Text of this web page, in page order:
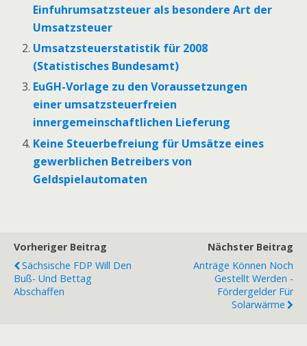
Einfuhrumsatzsteuer als besondere Art der
Umsatzsteuer
Umsatzsteuerstatistik für 2008
(Statistisches Bundesamt)
EuGH-Vorlage zu den Voraussetzungen
einer umsatzsteuerfreien
innergemeinschaftlichen Lieferung
Keine Steuerbefreiung für Umsätze eines
gewerblichen Betreibers von
Geldspielautomaten
Vorheriger Beitrag
Sächsische FDP Will Den
Buß- Und Bettag
Abschaffen
Nächster Beitrag
Anträge Können Noch
Gestellt Werden -
Fördergelder Für
Solarwärme